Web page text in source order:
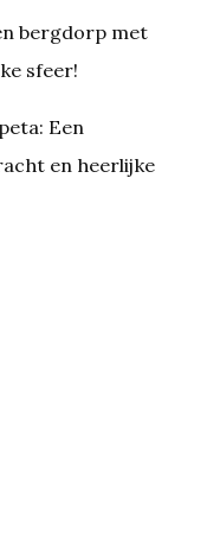
bergdorp met
sfeer!
Een
en heerlijke